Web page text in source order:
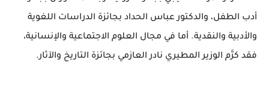
أدب الطفل، والدكتور عباس الحداد بجائزة الدراسات اللغوية
والأدبية والنقدية. أما في مجال العلوم الاجتماعية والإنسانية،
فقد كرَّم الوزير المطيري نادر العازمي بجائزة التاريخ والآثار.